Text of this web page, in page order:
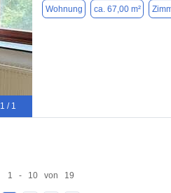
1 / 1
Wohnung ca. 67,00 m²
1 - 10 von 19